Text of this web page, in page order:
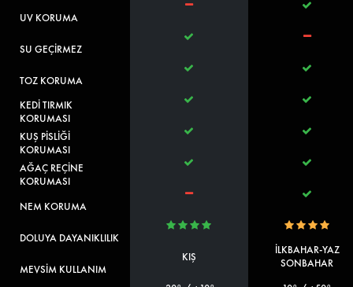
UV KORUMA
SU GEÇİRMEZ
TOZ KORUMA
KEDİ TIRMIK
KORUMASI
KUŞ PİSLİĞİ
KORUMASI
AĞAÇ REÇİNE
KORUMASI
NEM KORUMA
DOLUYA DAYANIKLILIK
MEVSİM KULLANIM
KIŞ
İLKBAHAR-YAZ
SONBAHAR